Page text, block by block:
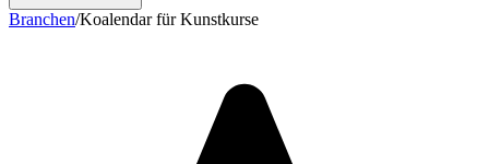
Branchen/Koalendar für Kunstkurse